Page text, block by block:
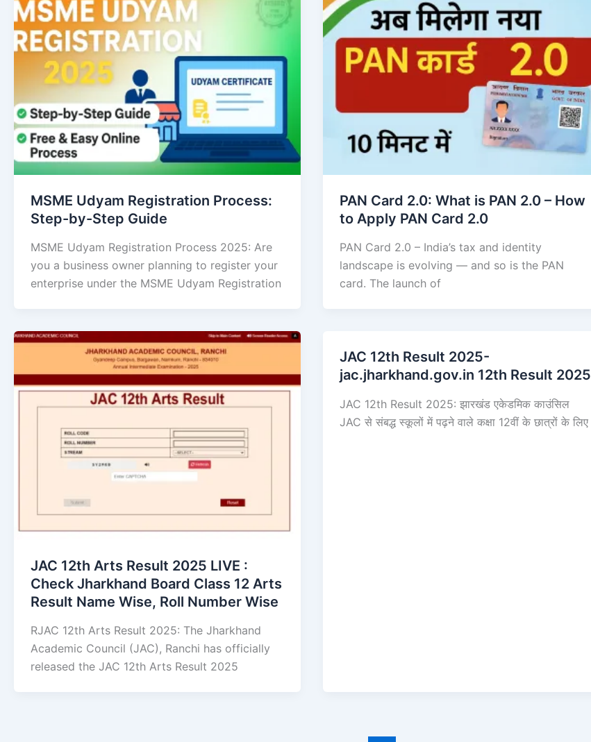
MSME Udyam Registration Process:
Step-by-Step Guide
MSME Udyam Registration Process 2025: Are
you a business owner planning to register your
enterprise under the MSME Udyam Registration
PAN Card 2.0: What is PAN 2.0 – How
to Apply PAN Card 2.0
PAN Card 2.0 – India’s tax and identity
landscape is evolving — and so is the PAN
card. The launch of
JAC 12th Arts Result 2025 LIVE :
Check Jharkhand Board Class 12 Arts
Result Name Wise, Roll Number Wise
RJAC 12th Arts Result 2025: The Jharkhand
Academic Council (JAC), Ranchi has officially
released the JAC 12th Arts Result 2025
JAC 12th Result 2025-
jac.jharkhand.gov.in 12th Result 2025
JAC 12th Result 2025: झारखंड एकेडमिक काउंसिल
JAC से संबद्ध स्कूलों में पढ़ने वाले कक्षा 12वीं के छात्रों के लिए